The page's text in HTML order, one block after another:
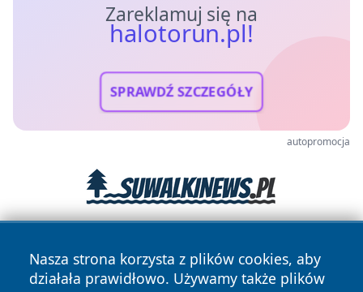
Zareklamuj się na
halotorun.pl!
SPRAWDŹ SZCZEGÓŁY
autopromocja
Nasza strona korzysta z plików cookies, aby
działała prawidłowo. Używamy także plików